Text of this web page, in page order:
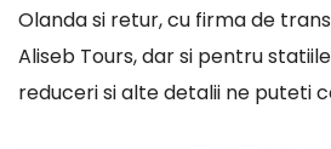
Olanda si retur, cu firma de
Aliseb Tours, dar si pentru
reduceri si alte detalii ne puteti